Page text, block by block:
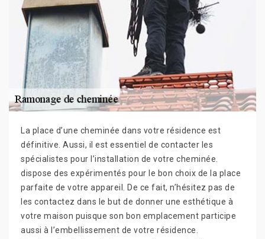
La place d’une cheminée dans votre résidence est
définitive. Aussi, il est essentiel de contacter les
spécialistes pour l’installation de votre cheminée.
dispose des expérimentés pour le bon choix de la place
parfaite de votre appareil. De ce fait, n’hésitez pas de
les contactez dans le but de donner une esthétique à
votre maison puisque son bon emplacement participe
aussi à l’embellissement de votre résidence.